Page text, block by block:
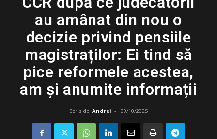
au amânat din nou o
decizie privind pensiile
magistraților: Ei tind să
pice reformele acestea,
am și anumite informații
Scris de Andrei - 09/10/2025